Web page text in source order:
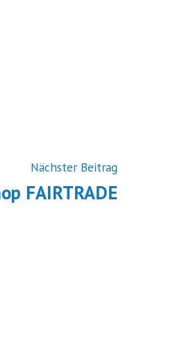
Nächster BeitragVorheriger
FAIRTRADE